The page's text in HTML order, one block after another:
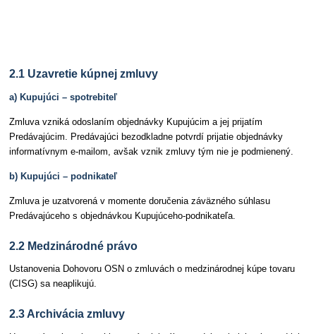
2.1 Uzavretie kúpnej zmluvy
a) Kupujúci – spotrebiteľ
Zmluva vzniká odoslaním objednávky Kupujúcim a jej prijatím
Predávajúcim. Predávajúci bezodkladne potvrdí prijatie objednávky
informatívnym e-mailom, avšak vznik zmluvy tým nie je podmienený.
b) Kupujúci – podnikateľ
Zmluva je uzatvorená v momente doručenia záväzného súhlasu
Predávajúceho s objednávkou Kupujúceho-podnikateľa.
2.2 Medzinárodné právo
Ustanovenia Dohovoru OSN o zmluvách o medzinárodnej kúpe tovaru
(CISG) sa neaplikujú.
2.3 Archivácia zmluvy